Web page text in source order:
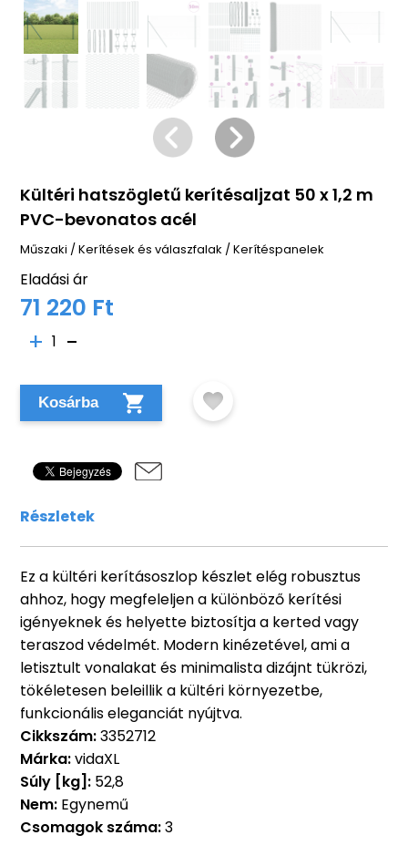
Kültéri hatszögletű kerítésaljzat 50 x 1,2 m
PVC-bevonatos acél
Műszaki /Kerítések és válaszfalak /Kerítéspanelek
Eladási ár
71 220 Ft
1
Kosárba
Részletek
Ez a kültéri kerításoszlop készlet elég robusztus
ahhoz, hogy megfeleljen a különböző kerítési
igényeknek és helyette biztosítja a kerted vagy
teraszod védelmét. Modern kinézetével, ami a
letisztult vonalakat és minimalista dizájnt tükrözi,
tökéletesen beleillik a kültéri környezetbe,
funkcionális eleganciát nyújtva.
Cikkszám:3352712
Márka:vidaXL
Súly [kg]: 52,8
Nem: Egynemű
Csomagok száma:3